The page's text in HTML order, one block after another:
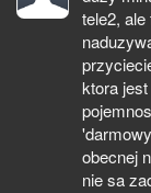
tele2,
ktora
obecnej
nie sa